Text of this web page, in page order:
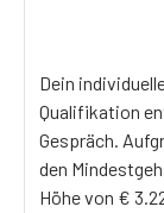
Dein
Qualifikation
Gespräch.
den
Höhe von €